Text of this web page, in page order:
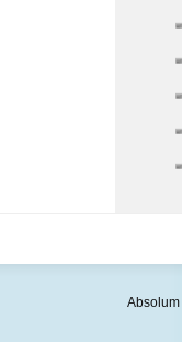
Absolum